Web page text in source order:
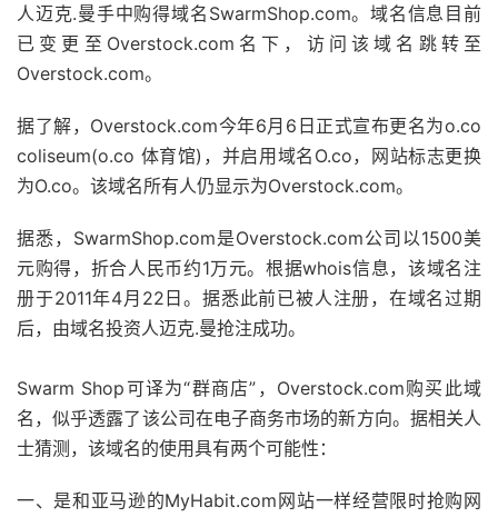
人迈克.曼手中购得域名SwarmShop.com。域名信息目前
已变更至Overstock.com名下，访问该域名跳转至
Overstock.com。
据了解，Overstock.com今年6月6日正式宣布更名为o.co
coliseum(o.co 体育馆)，并启用域名O.co，网站标志更换
为O.co。该域名所有人仍显示为Overstock.com。
据悉，SwarmShop.com是Overstock.com公司以1500美
元购得，折合人民币约1万元。根据whois信息，该域名注
册于2011年4月22日。据悉此前已被人注册，在域名过期
后，由域名投资人迈克.曼抢注成功。
Swarm Shop可译为“群商店”，Overstock.com购买此域
名，似乎透露了该公司在电子商务市场的新方向。据相关人
士猜测，该域名的使用具有两个可能性：
一、是和亚马逊的MyHabit.com网站一样经营限时抢购网